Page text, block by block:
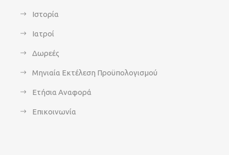
Ιστορία
Ιατροί
Δωρεές
Μηνιαία Εκτέλεση Προϋπολογισμού
Ετήσια Αναφορά
Επικοινωνία